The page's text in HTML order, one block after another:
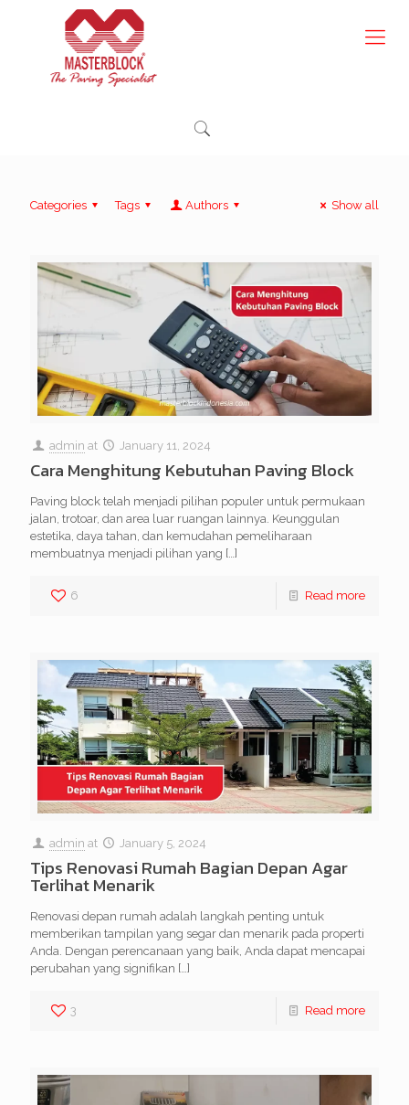
Categories Tags Authors Show all
admin at January 11, 2024
Cara Menghitung Kebutuhan Paving Block
Paving block telah menjadi pilihan populer untuk permukaan
jalan, trotoar, dan area luar ruangan lainnya. Keunggulan
estetika, daya tahan, dan kemudahan pemeliharaan
membuatnya menjadi pilihan yang […]
6 Read more
admin at January 5, 2024
Tips Renovasi Rumah Bagian Depan Agar
Terlihat Menarik
Renovasi depan rumah adalah langkah penting untuk
memberikan tampilan yang segar dan menarik pada properti
Anda. Dengan perencanaan yang baik, Anda dapat mencapai
perubahan yang signifikan […]
3 Read more